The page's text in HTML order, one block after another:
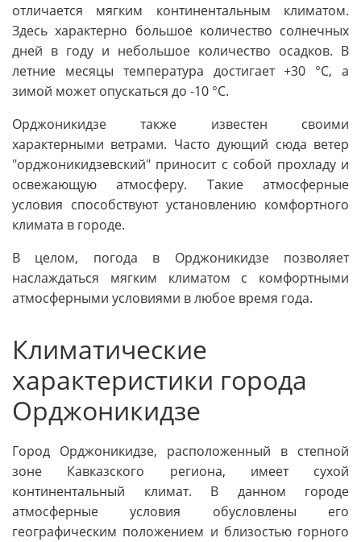
отличается мягким континентальным климатом.
Здесь характерно большое количество солнечных
дней в году и небольшое количество осадков. В
летние месяцы температура достигает +30 °C, а
зимой может опускаться до -10 °C.
Орджоникидзе также известен своими
характерными ветрами. Часто дующий сюда ветер
"орджоникидзевский" приносит с собой прохладу и
освежающую атмосферу. Такие атмосферные
условия способствуют установлению комфортного
климата в городе.
В целом, погода в Орджоникидзе позволяет
наслаждаться мягким климатом с комфортными
атмосферными условиями в любое время года.
Климатические
характеристики города
Орджоникидзе
Город Орджоникидзе, расположенный в степной
зоне Кавказского региона, имеет сухой
континентальный климат. В данном городе
атмосферные условия обусловлены его
географическим положением и близостью горного